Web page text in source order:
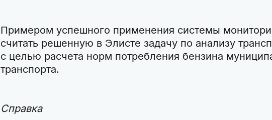
Примером успешного применения системы
считать решенную в Элисте задачу по анализу
с целью расчета норм потребления бензина
транспорта.
Справка